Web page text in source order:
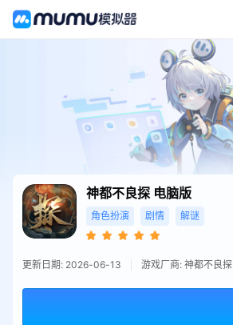
神都不良探 电脑版
角色扮演 剧情 解谜
更新日期: 2026-06-13 游戏厂商: 神都不良探